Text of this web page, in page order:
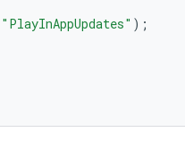
"PlayInAppUpdates" );